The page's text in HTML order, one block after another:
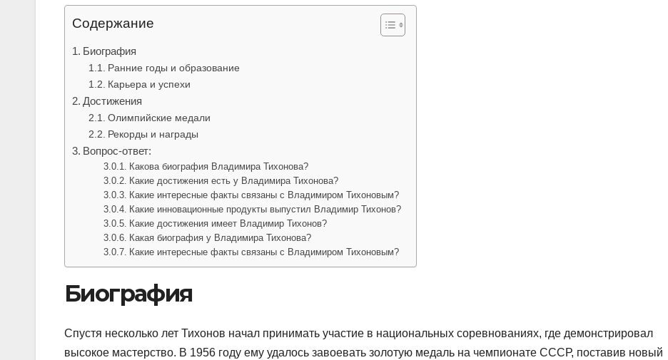
Содержание
Биография
Ранние годы и образование
Карьера и успехи
Достижения
Олимпийские медали
Рекорды и награды
Вопрос-ответ:
Какова биография Владимира Тихонова?
Какие достижения есть у Владимира Тихонова?
Какие интересные факты связаны с Владимиром Тихоновым?
Какие инновационные продукты выпустил Владимир Тихонов?
Какие достижения имеет Владимир Тихонов?
Какая биография у Владимира Тихонова?
Какие интересные факты связаны с Владимиром Тихоновым?
Биография
Спустя несколько лет Тихонов начал принимать участие в национальных соревнованиях, где демонстрировал
высокое мастерство. В 1956 году ему удалось завоевать золотую медаль на чемпионате СССР, поставив новый